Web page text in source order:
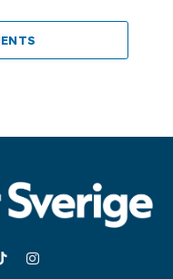
TikTokInstagram